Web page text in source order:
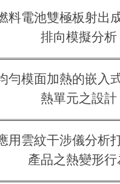
料電池雙極板射出
排向模擬分析
勻模面加熱的嵌入
熱單元之設計
用雲紋干涉儀分析
產品之熱變形行